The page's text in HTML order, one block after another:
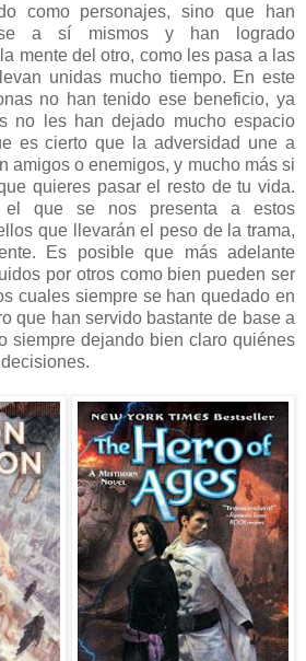
como personajes, sino que han
a sí mismos y han logrado
mente del otro, como les pasa a las
unidas mucho tiempo. En este
no han tenido ese beneficio, ya
no les han dejado mucho espacio
es cierto que la adversidad une a
amigos o enemigos, y mucho más si
quieres pasar el resto de tu vida.
que se nos presenta a estos
que llevarán el peso de la trama,
Es posible que más adelante
por otros como bien pueden ser
cuales siempre se han quedado en
que han servido bastante de base a
siempre dejando bien claro quiénes